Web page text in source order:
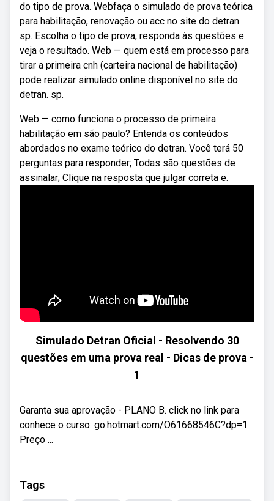
do tipo de prova. Webfaça o simulado de prova teórica
para habilitação, renovação ou acc no site do detran.
sp. Escolha o tipo de prova, responda às questões e
veja o resultado. Web — quem está em processo para
tirar a primeira cnh (carteira nacional de habilitação)
pode realizar simulado online disponível no site do
detran. sp.
Web — como funciona o processo de primeira
habilitação em são paulo? Entenda os conteúdos
abordados no exame teórico do detran. Você terá 50
perguntas para responder; Todas são questões de
assinalar; Clique na resposta que julgar correta e.
Simulado Detran Oficial - Resolvendo 30
questões em uma prova real - Dicas de prova -
1
Garanta sua aprovação - PLANO B. click no link para
conhece o curso: go.hotmart.com/O61668546C?dp=1
Preço ...
Tags